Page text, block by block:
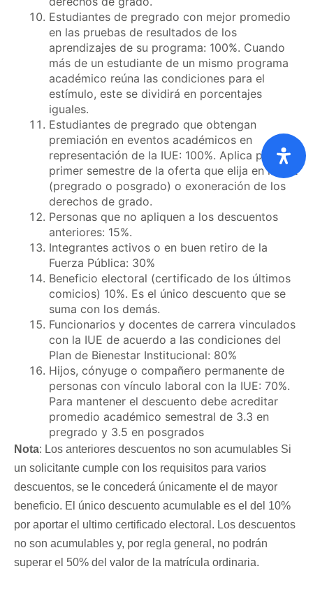
Estudiantes de pregrado con mejor promedio
en las pruebas de resultados de los
aprendizajes de su programa: 100%. Cuando
más de un estudiante de un mismo programa
académico reúna las condiciones para el
estímulo, este se dividirá en porcentajes
iguales.
Estudiantes de pregrado que obtengan
premiación en eventos académicos en
representación de la IUE: 100%. Aplica para el
primer semestre de la oferta que elija en la IUE
(pregrado o posgrado) o exoneración de los
derechos de grado.
Personas que no apliquen a los descuentos
anteriores: 15%.
Integrantes activos o en buen retiro de la
Fuerza Pública: 30%
Beneficio electoral (certificado de los últimos
comicios) 10%. Es el único descuento que se
suma con los demás.
Funcionarios y docentes de carrera vinculados
con la IUE de acuerdo a las condiciones del
Plan de Bienestar Institucional: 80%
Hijos, cónyuge o compañero permanente de
personas con vínculo laboral con la IUE: 70%.
Para mantener el descuento debe acreditar
promedio académico semestral de 3.3 en
pregrado y 3.5 en posgrados
Nota: Los anteriores descuentos no son acumulables Si
un solicitante cumple con los requisitos para varios
descuentos, se le concederá únicamente el de mayor
beneficio. El único descuento acumulable es el del 10%
por aportar el ultimo certificado electoral. Los descuentos
no son acumulables y, por regla general, no podrán
superar el 50% del valor de la matrícula ordinaria.